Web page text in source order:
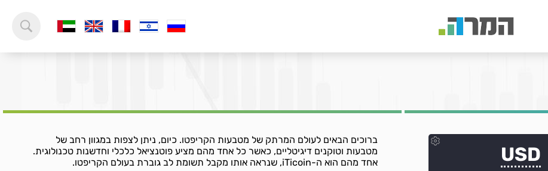
ברוכים הבאים לעולם המרתק של מטבעות הקריפטו. כיום, ניתן לצפות במגוון רחב של
מטבעות וטוקנים דיגיטליים, כאשר כל אחד מהם מציע פוטנציאל כלכלי וחדשנות טכנולוגית.
אחד מהם הוא ה-iTicoin, שנראה אותו מקבל תשומת לב גוברת בעולם הקריפטו.